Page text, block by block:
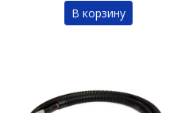
В корзину